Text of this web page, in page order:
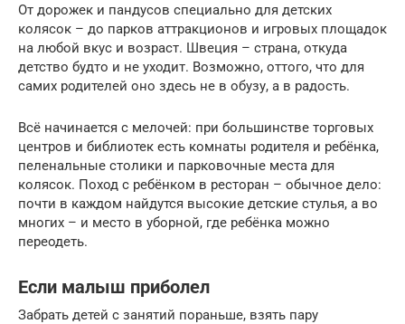
От дорожек и пандусов специально для детских
колясок – до парков аттракционов и игровых площадок
на любой вкус и возраст. Швеция – страна, откуда
детство будто и не уходит. Возможно, оттого, что для
самих родителей оно здесь не в обузу, а в радость.
Всё начинается с мелочей: при большинстве торговых
центров и библиотек есть комнаты родителя и ребёнка,
пеленальные столики и парковочные места для
колясок. Поход с ребёнком в ресторан – обычное дело:
почти в каждом найдутся высокие детские стулья, а во
многих – и место в уборной, где ребёнка можно
переодеть.
Если малыш приболел
Забрать детей с занятий пораньше, взять пару